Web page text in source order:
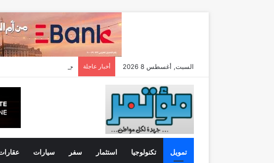
السبت, أغسطس 8 2026 أخبار عاجلة
تمويل تكنولوجيا استثمار سفر سيارات